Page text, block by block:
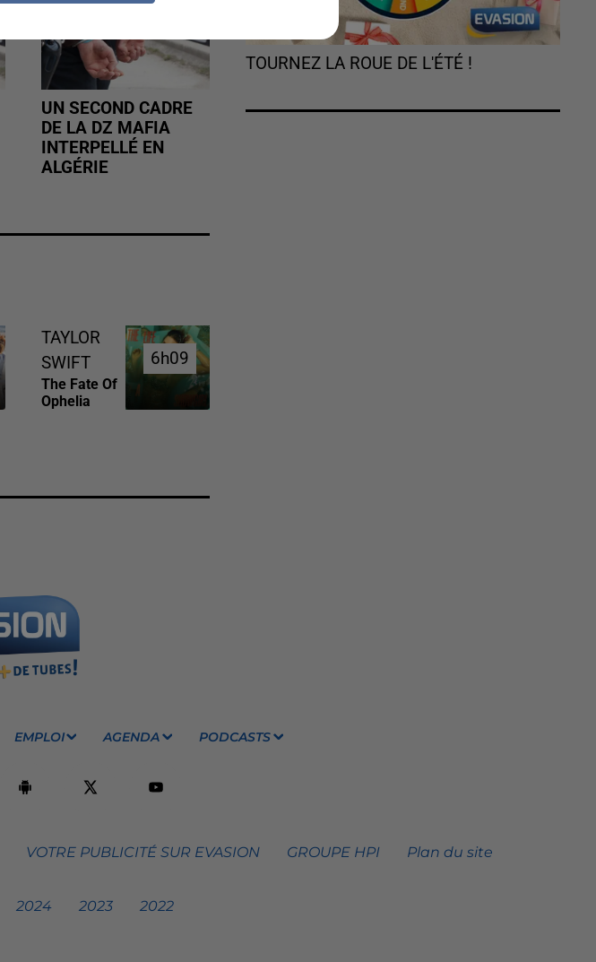
UN SECOND CADRE
DE LA DZ MAFIA
INTERPELLÉ EN
ALGÉRIE
TAYLOR
SWIFT
The Fate Of
Ophelia
6h09
6h09
TOURNEZ LA ROUE DE L'ÉTÉ !
EMPLOI AGENDA PODCASTS
VOTRE PUBLICITÉ SUR EVASION GROUPE HPI Plan du site
2024 2023 2022